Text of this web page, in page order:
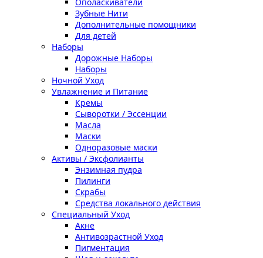
Зубные Нити
Дополнительные помощники
Для детей
Наборы
Дорожные Наборы
Наборы
Ночной Уход
Увлажнение и Питание
Кремы
Сыворотки / Эссенции
Масла
Маски
Одноразовые маски
Активы / Эксфолианты
Энзимная пудра
Пилинги
Скрабы
Средства локального действия
Специальный Уход
Акне
Антивозрастной Уход
Пигментация